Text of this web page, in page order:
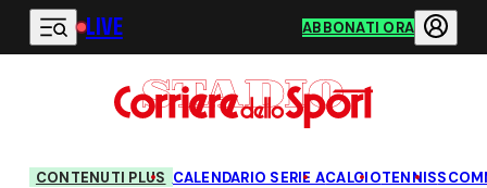
Vai al contenuto principale
LIVE ABBONATI ORA
CONTENUTI PLUS CALENDARIO SERIE ACALCIOTENNIS